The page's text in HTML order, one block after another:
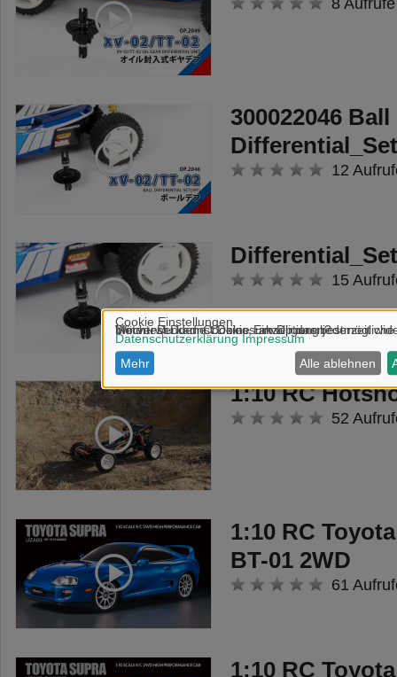
8 Aufrufe
300022046 Ball
Differential_Set
12
Differential_Set
15
1:10 RC
52
1:10 RC
BT-01 2WD
61
1:10 RC